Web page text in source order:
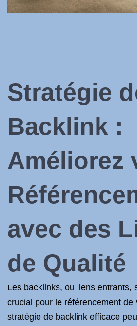
Stratégie
Backlink :
Améliorez
avec des
de Qualité
Les backlinks, ou liens entrants,
crucial pour le référencement de
stratégie de backlink efficace